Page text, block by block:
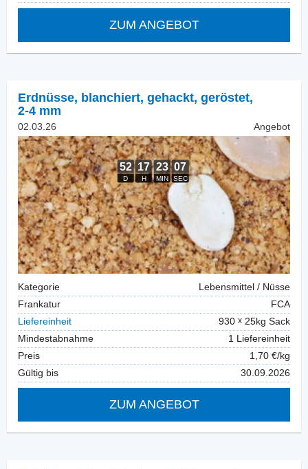
ZUM ANGEBOT
Erdnüsse, blanchiert, gehackt, geröstet,
2-4 mm
02.03.26 Angebot
Kategorie
Lebensmittel / Nüsse
Frankatur
FCA
Liefereinheit
930
25kg Sack
Mindestabnahme
1 Liefereinheit
Preis
1,70 €/kg
Gültig bis
30.09.2026
ZUM ANGEBOT